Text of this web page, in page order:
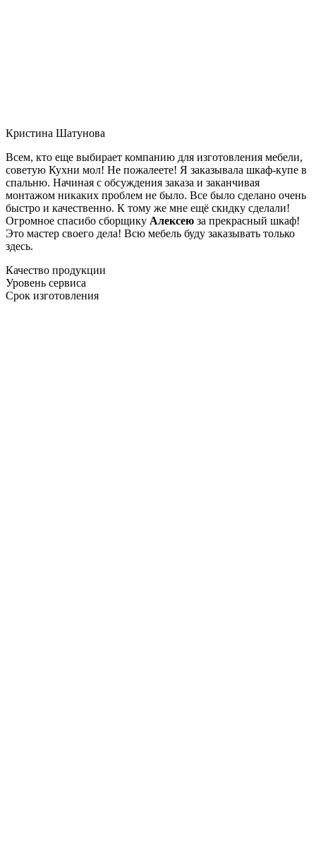
Кристина Шатунова
Всем, кто еще выбирает компанию для изготовления мебели,
советую Кухни мол! Не пожалеете! Я заказывала шкаф-купе в
спальню. Начиная с обсуждения заказа и заканчивая
монтажом никаких проблем не было. Все было сделано очень
быстро и качественно. К тому же мне ещё скидку сделали!
Огромное спасибо сборщику Алексею за прекрасный шкаф!
Это мастер своего дела! Всю мебель буду заказывать только
здесь.
Качество продукции
Уровень сервиса
Срок изготовления